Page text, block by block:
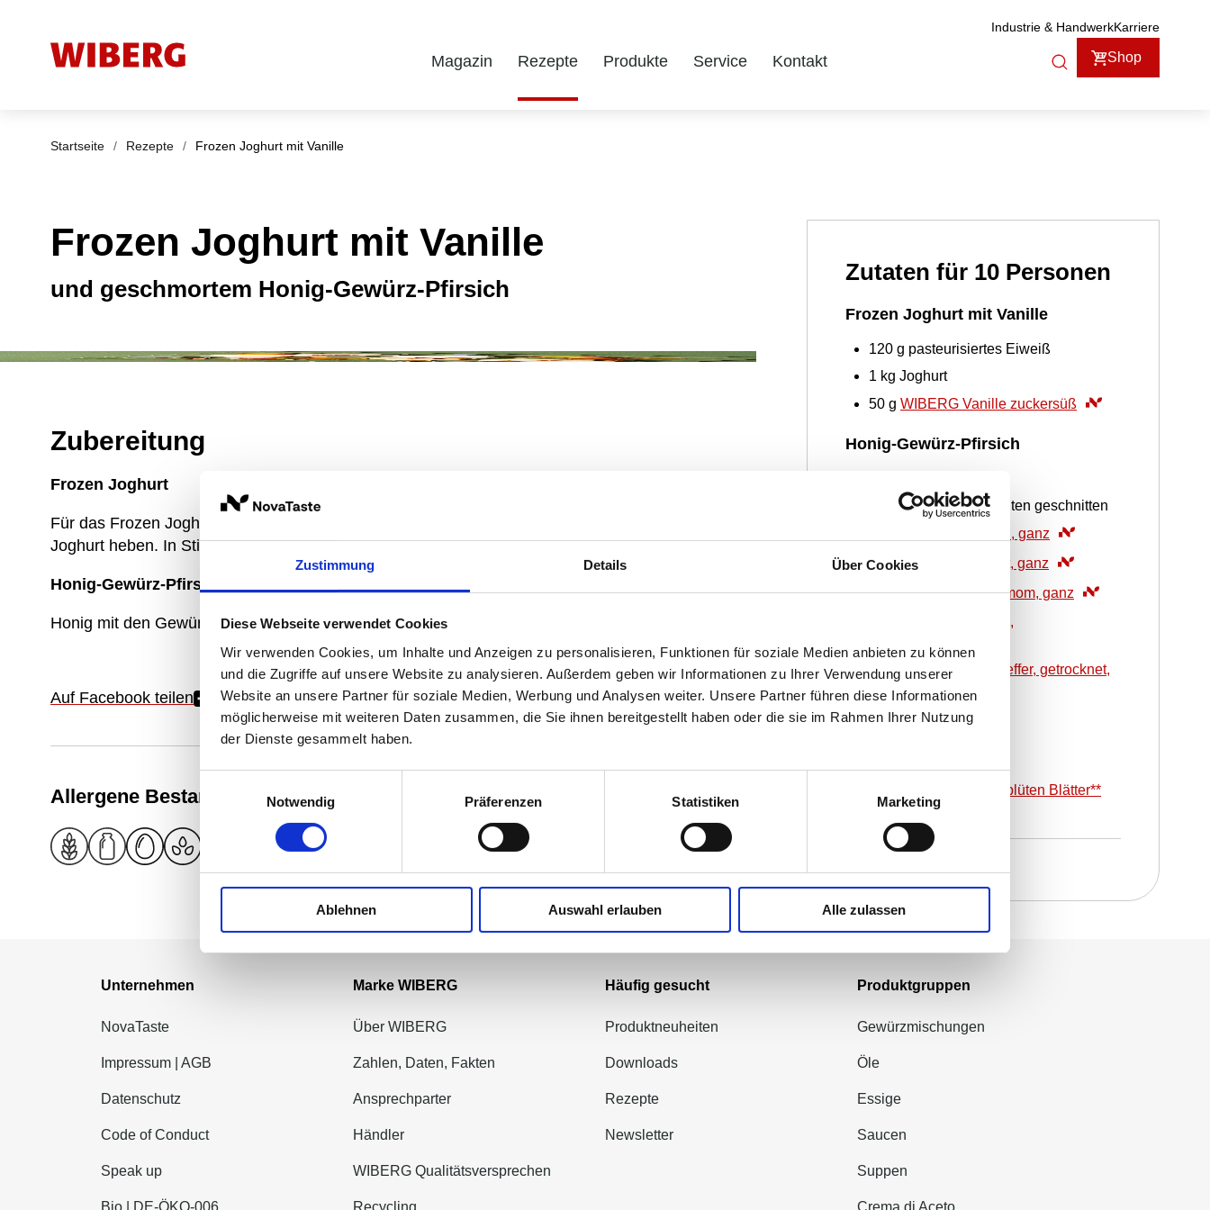
Zustimmung Details Über Cookies
Diese Webseite verwendet Cookies
Wir verwenden Cookies, um Inhalte und Anzeigen zu personalisieren, Funktionen für soziale Medien anbieten zu können
und die Zugriffe auf unsere Website zu analysieren. Außerdem geben wir Informationen zu Ihrer Verwendung unserer
Website an unsere Partner für soziale Medien, Werbung und Analysen weiter. Unsere Partner führen diese Informationen
möglicherweise mit weiteren Daten zusammen, die Sie ihnen bereitgestellt haben oder die sie im Rahmen Ihrer Nutzung
der Dienste gesammelt haben.
Notwendig
Präferenzen Statistiken Marketing
Ablehnen Auswahl erlauben Alle zulassen
Industrie & HandwerkKarriere
Magazin Rezepte Produkte Service Kontakt Shop
Startseite / Rezepte / Frozen Joghurt mit Vanille
Frozen Joghurt mit Vanille
und geschmortem Honig-Gewürz-Pfirsich
Zutaten für 10 Personen
Frozen Joghurt mit Vanille
120 g pasteurisiertes Eiweiß
1 kg Joghurt
50 g WIBERG Vanille zuckersüß
Honig-Gewürz-Pfirsich
ST Pfirsich, in Spalten geschnitten
WIBERG Nelken, ganz
4 ST WIBERG Piment, ganz
5 ST WIBERG Kardamom, ganz
WIBERG Thymian,
1 g WIBERG Rosa Pfeffer, getrocknet,
ganz
WIBERG Rosenblüten Blätter**
Zubereitung
Frozen Joghurt
Für das Frozen Joghurt das Eiweiß steif schlagen und unter das mit Vanille zuckersüß gewürzte
Joghurt heben. In Stieleisformen abfüllen und einfrieren.
Honig-Gewürz-Pfirsich
Honig mit den Gewürzen erwärmen und die Pfirsichspalten darin schmoren.
Auf Facebook teilen
Allergene Bestandteile
Details zu Allergenen
Unternehmen
NovaTaste
Impressum | AGB
Datenschutz
Code of Conduct
Speak up
Bio | DE-ÖKO-006
Marke WIBERG
Über WIBERG
Zahlen, Daten, Fakten
Ansprechparter
Händler
WIBERG Qualitätsversprechen
Recycling
Häufig gesucht
Produktneuheiten
Downloads
Rezepte
Newsletter
Produktgruppen
Gewürzmischungen
Öle
Essige
Saucen
Suppen
Crema di Aceto